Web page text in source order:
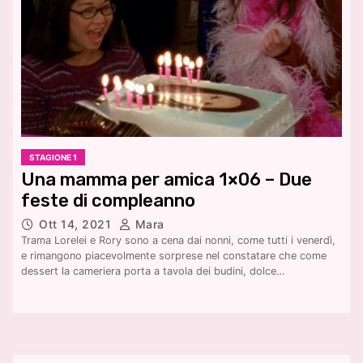
STAGIONE 1
Una mamma per amica 1×06 – Due
feste di compleanno
Ott 14, 2021 Mara
Trama Lorelei e Rory sono a cena dai nonni, come tutti i venerdì,
e rimangono piacevolmente sorprese nel constatare che come
dessert la cameriera porta a tavola dei budini, dolce…